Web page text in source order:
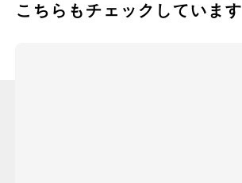
こちらもチェックしています